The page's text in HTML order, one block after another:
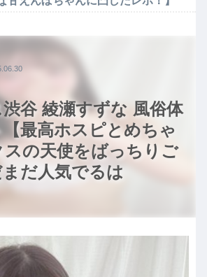
谷 綾瀬すずな 風俗体
最高ホスピとめちゃ
の天使をばっちりご
だ人気でるは